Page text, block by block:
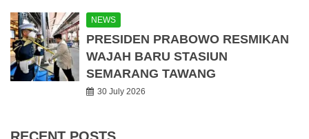
NEWS
PRESIDEN PRABOWO RESMIKAN
WAJAH BARU STASIUN
SEMARANG TAWANG
30 July 2026